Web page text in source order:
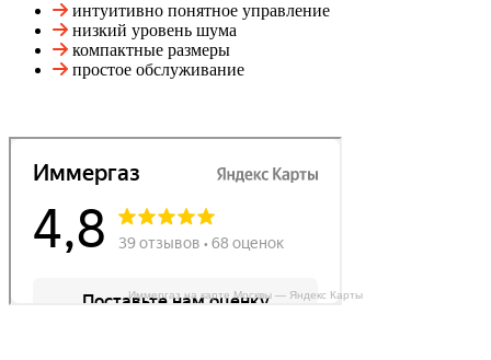
интуитивно понятное управление
низкий уровень шума
компактные размеры
простое обслуживание
Иммергаз на карте Москвы — Яндекс Карты